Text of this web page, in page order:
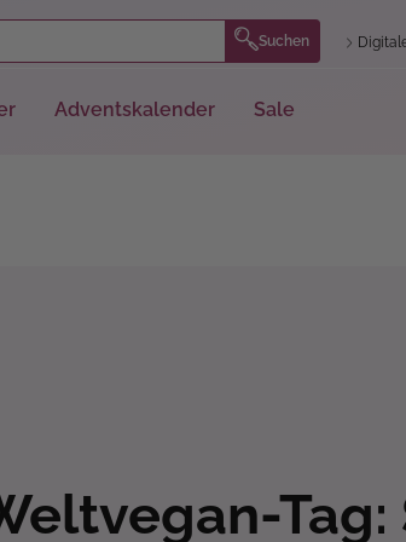
Suchen
Adventskalender Sale